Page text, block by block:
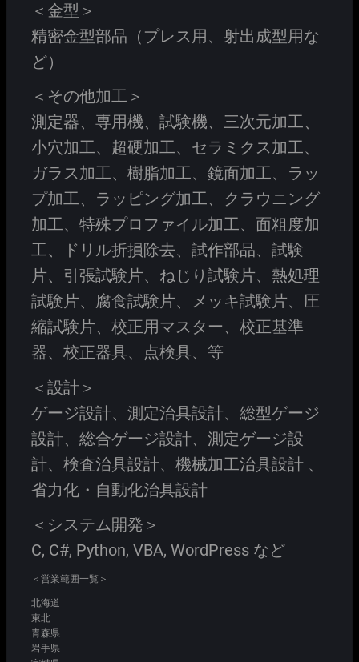
＜金型＞
精密金型部品（プレス用、射出成型用な
ど）
＜その他加工＞
測定器、専用機、試験機、三次元加工、
小穴加工、超硬加工、セラミクス加工、
ガラス加工、樹脂加工、鏡面加工、ラッ
プ加工、ラッピング加工、クラウニング
加工、特殊プロファイル加工、面粗度加
工、ドリル折損除去、試作部品、試験
片、引張試験片、ねじり試験片、熱処理
試験片、腐食試験片、メッキ試験片、圧
縮試験片、校正用マスター、校正基準
器、校正器具、点検具、等
＜設計＞
ゲージ設計、測定治具設計、総型ゲージ
設計、総合ゲージ設計、測定ゲージ設
計、検査治具設計、機械加工治具設計 、
省力化・自動化治具設計
＜システム開発＞
C, C#, Python, VBA, WordPress など
＜営業範囲一覧＞
北海道
東北
青森県
岩手県